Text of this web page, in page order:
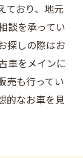
ており、地元
談を承ってい
探しの際はお
車をメインに
売も行ってい
的なお車を見